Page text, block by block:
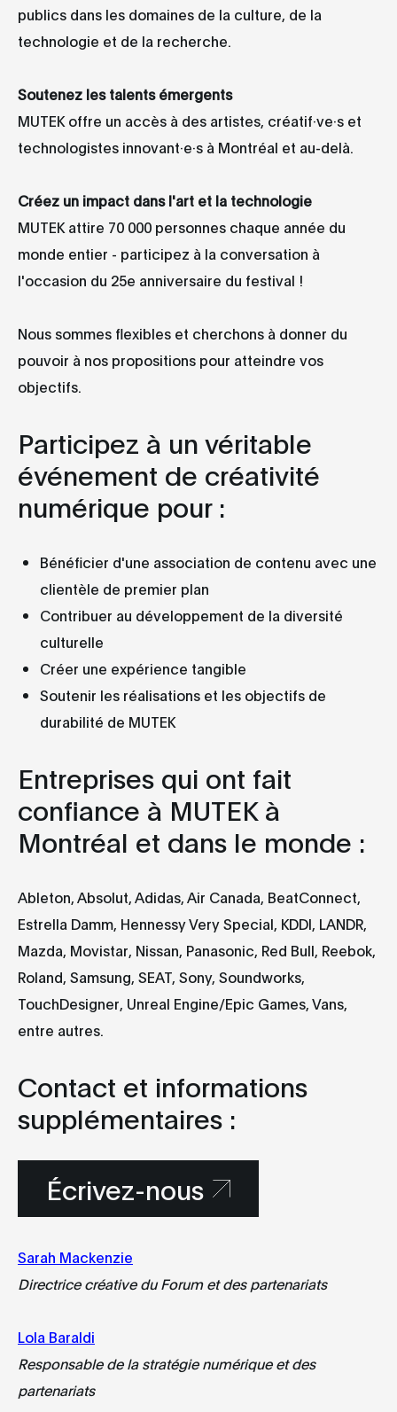
publics dans les domaines de la culture, de la
technologie et de la recherche.
Soutenez les talents émergents
MUTEK offre un accès à des artistes, créatif·ve·s et
technologistes innovant·e·s à Montréal et au-delà.
Créez un impact dans l'art et la technologie
MUTEK attire 70 000 personnes chaque année du
monde entier - participez à la conversation à
l'occasion du 25e anniversaire du festival !
Nous sommes flexibles et cherchons à donner du
pouvoir à nos propositions pour atteindre vos
objectifs.
Participez à un véritable
événement de créativité
numérique pour :
Bénéficier d'une association de contenu avec une
clientèle de premier plan
Contribuer au développement de la diversité
culturelle
Créer une expérience tangible
Soutenir les réalisations et les objectifs de
durabilité de MUTEK
Entreprises qui ont fait
confiance à MUTEK à
Montréal et dans le monde :
Ableton, Absolut, Adidas, Air Canada, BeatConnect,
Estrella Damm, Hennessy Very Special, KDDI, LANDR,
Mazda, Movistar, Nissan, Panasonic, Red Bull, Reebok,
Roland, Samsung, SEAT, Sony, Soundworks,
TouchDesigner, Unreal Engine/Epic Games, Vans,
entre autres.
Contact et informations
supplémentaires :
Écrivez-nous
Sarah Mackenzie
Directrice créative du Forum et des partenariats
Lola Baraldi
Responsable de la stratégie numérique et des
partenariats